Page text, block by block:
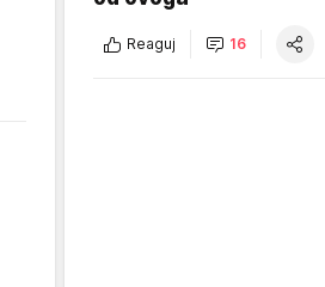
Reaguj 16